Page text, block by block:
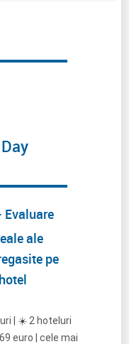
Evaluare
ale
pe
| ☀️ 2 hoteluri
euro | cele mai